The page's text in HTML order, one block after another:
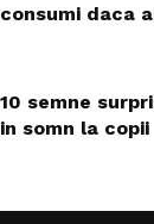
consumi daca
10 semne
in somn la copii